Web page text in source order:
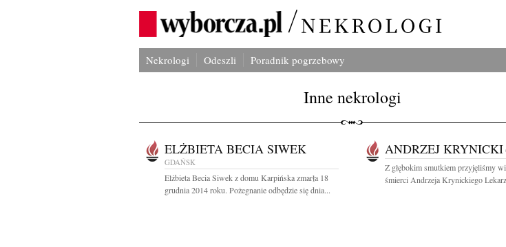
Nekrologi Odeszli Poradnik pogrzebowy
Inne nekrologi
ELŻBIETA BECIA SIWEK
GDAŃSK
Elżbieta Becia Siwek z domu Karpińska zmarła 18
grudnia 2014 roku. Pożegnanie odbędzie się dnia...
ANDRZEJ KRYNICKI
Z głębokim smutkiem przyjęliśmy
śmierci Andrzeja Krynickiego